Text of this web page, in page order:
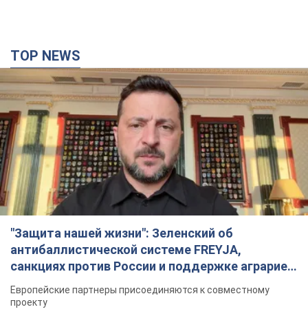
TOP NEWS
"Защита нашей жизни": Зеленский об
антибаллистической системе FREYJA,
санкциях против России и поддержке аграриев.
Видео
Европейские партнеры присоединяются к совместному
проекту